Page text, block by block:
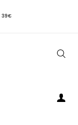
39€